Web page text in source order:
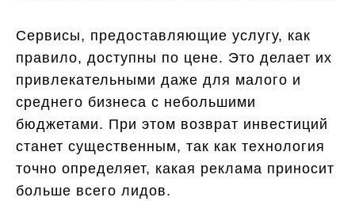
Сервисы, предоставляющие услугу, как
правило, доступны по цене. Это делает их
привлекательными даже для малого и
среднего бизнеса с небольшими
бюджетами. При этом возврат инвестиций
станет существенным, так как технология
точно определяет, какая реклама приносит
больше всего лидов.